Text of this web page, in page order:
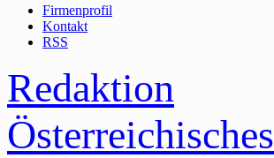
Firmenprofil
Kontakt
RSS
Redaktion
Österreichisches